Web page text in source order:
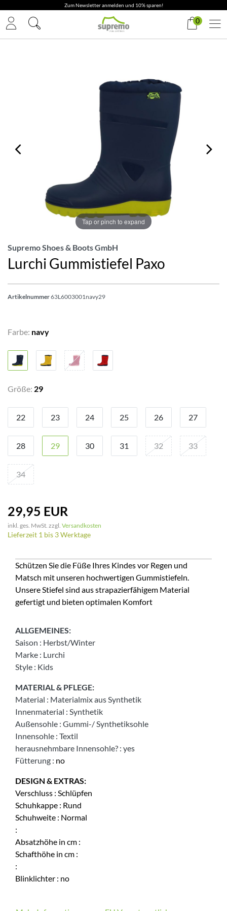
Zum Newsletter anmelden und 10% sparen!
0
Tap or pinch to expand
Supremo Shoes & Boots GmbH
Lurchi Gummistiefel Paxo
Artikelnummer63L6003001navy29
Farbe: navy
Größe: 29
22 23 24 25 26 27
28 29 30 31 32 33
34
29,95 EUR
inkl. ges. MwSt. zzgl. Versandkosten
Lieferzeit 1 bis 3 Werktage
Schützen Sie die Füße Ihres Kindes vor Regen und
Matsch mit unseren hochwertigen Gummistiefeln.
Unsere Stiefel sind aus strapazierfähigem Material
gefertigt und bieten optimalen Komfort
ALLGEMEINES:
Saison : Herbst/Winter
Marke : Lurchi
Style : Kids
MATERIAL & PFLEGE:
Material : Materialmix aus Synthetik
Innenmaterial : Synthetik
Außensohle : Gummi-/ Synthetiksohle
Innensohle : Textil
herausnehmbare Innensohle? : yes
Fütterung : no
DESIGN & EXTRAS:
Verschluss : Schlüpfen
Schuhkappe : Rund
Schuhweite : Normal
:
Absatzhöhe in cm :
Schafthöhe in cm :
:
Blinklichter : no